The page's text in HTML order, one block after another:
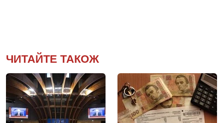
ЧИТАЙТЕ ТАКОЖ